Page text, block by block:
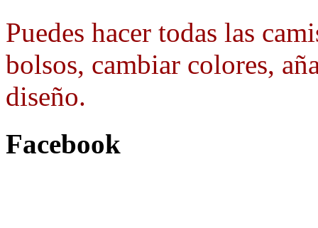
Puedes hacer todas las
bolsos, cambiar colores,
diseño.
Facebook